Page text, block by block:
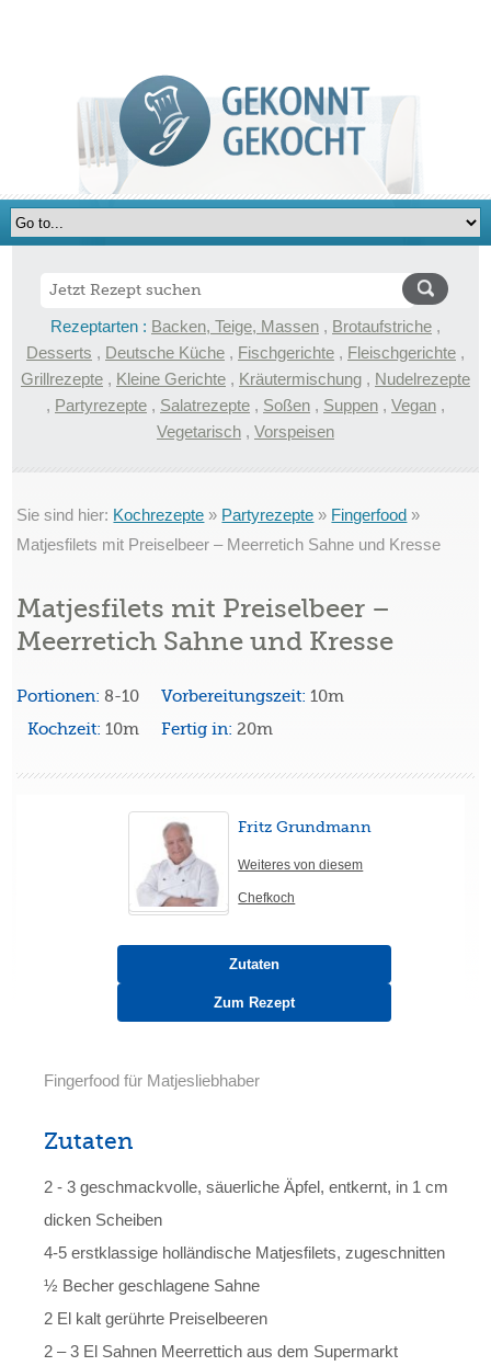
Rezeptarten : Backen, Teige, Massen , Brotaufstriche ,
Desserts , Deutsche Küche , Fischgerichte , Fleischgerichte ,
Grillrezepte , Kleine Gerichte , Kräutermischung , Nudelrezepte
, Partyrezepte , Salatrezepte , Soßen , Suppen , Vegan ,
Vegetarisch , Vorspeisen
Sie sind hier: Kochrezepte » Partyrezepte » Fingerfood »
Matjesfilets mit Preiselbeer – Meerretich Sahne und Kresse
Matjesfilets mit Preiselbeer –
Meerretich Sahne und Kresse
Portionen: 8-10 Vorbereitungszeit:10m
Kochzeit:10m Fertig in:20m
Fritz Grundmann
Weiteres von diesem
Chefkoch
Zutaten
Zum Rezept
Fingerfood für Matjesliebhaber
Zutaten
2 - 3 geschmackvolle, säuerliche Äpfel, entkernt, in 1 cm
dicken Scheiben
4-5 erstklassige holländische Matjesfilets, zugeschnitten
½ Becher geschlagene Sahne
2 El kalt gerührte Preiselbeeren
2 – 3 El Sahnen Meerrettich aus dem Supermarkt